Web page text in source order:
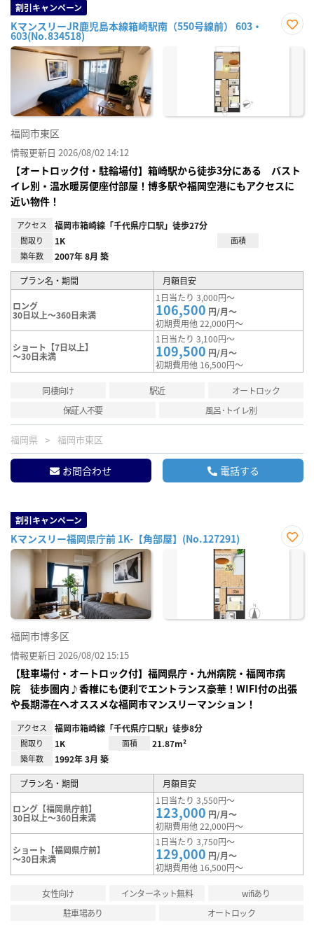
割引キャンペーン
KマンスリーJR鹿児島本線箱崎駅南（550号線前） 603・
603(No.834518)
に入
福岡市東区
情報更新日 2026/08/02 14:12
【オートロック付・駐輪場付】箱崎駅から徒歩3分にある バスト
イレ別・温水暖房便座付部屋！博多駅や福岡空港にもアクセスに
近い物件！
アクセス 福岡市箱崎線「千代県庁口駅」徒歩27分
間取り 1K
面積
築年数
2007年 8月 築
プラン名・期間 月額目安
ロング
30日以上～360日未満
1日当たり 3,000円～
106,500 円/月～
初期費用他 22,000円～
ショート【7日以上】
～30日未満
1日当たり 3,100円～
109,500 円/月～
初期費用他 16,500円～
同棲向け 駅近
オートロック
保証人不要
風呂･トイレ別
福岡県 福岡市東区
お問合わせ 電話する
割引キャンペーン
Kマンスリー福岡県庁前 1K-【角部屋】(No.127291)
お気
福岡市博多区
情報更新日 2026/08/02 15:15
【駐車場付・オートロック付】福岡県庁・九州病院・福岡市病
院 徒歩圏内♪香椎にも便利でエントランス豪華！WIFI付の出張
や長期滞在へオススメな福岡市マンスリーマンション！
アクセス 福岡市箱崎線「千代県庁口駅」徒歩8分
間取り 1K 面積 21.87m²
築年数 1992年 3月 築
プラン名・期間 月額目安
ロング【福岡県庁前】
30日以上～360日未満
1日当たり 3,550円～
123,000 円/月～
初期費用他 22,000円～
ショート【福岡県庁前】
～30日未満
1日当たり 3,750円～
129,000 円/月～
初期費用他 16,500円～
女性向け インターネット無料
wifiあり
駐車場あり
オートロック